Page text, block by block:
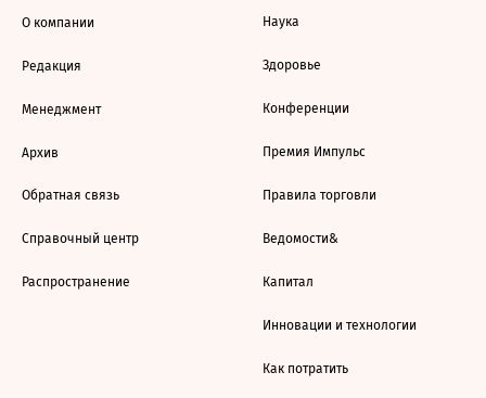
О компании
Редакция
Менеджмент
Архив
Обратная связь
Справочный центр
Распространение
Наука
Здоровье
Конференции
Премия Импульс
Правила торговли
Ведомости&
Капитал
Инновации и технологии
Как потратить